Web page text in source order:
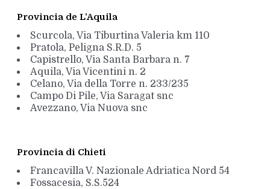
Provincia de L’Aquila
Scurcola, Via Tiburtina Valeria km 110
Pratola, Peligna S.R.D. 5
Capistrello, Via Santa Barbara n. 7
Aquila, Via Vicentini n. 2
Celano, Via della Torre n. 233/235
Campo Di Pile, Via Saragat snc
Avezzano, Via Nuova snc
Provincia di Chieti
Francavilla V. Nazionale Adriatica Nord 54
Fossacesia, S.S.524